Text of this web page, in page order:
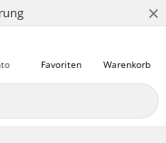
×
Warenkorb
Favoriten